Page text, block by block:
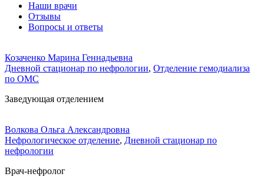
Наши врачи
Отзывы
Вопросы и ответы
Козаченко Марина Геннадьевна
Дневной стационар по нефрологии, Отделение гемодиализа
по ОМС
Заведующая отделением
Волкова Ольга Александровна
Нефрологическое отделение, Дневной стационар по
нефрологии
Врач-нефролог